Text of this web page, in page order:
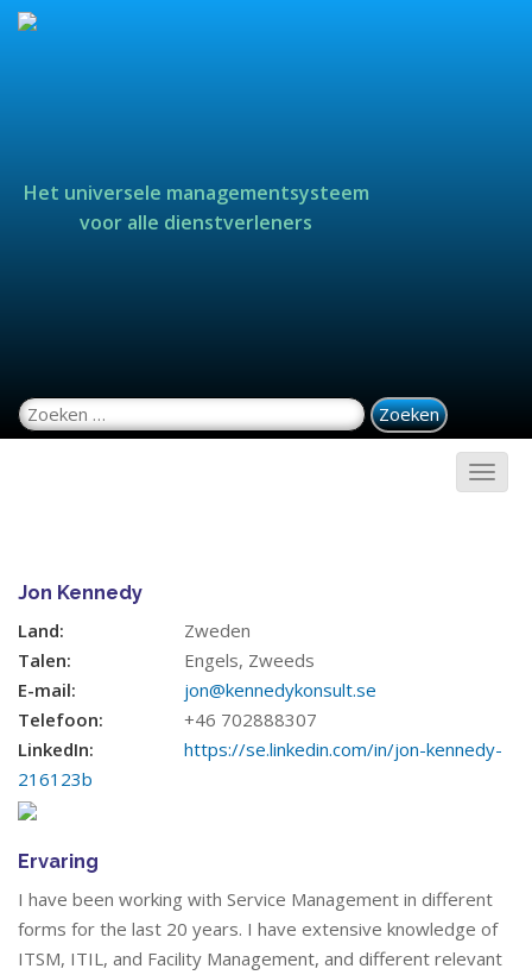
Het universele managementsysteem
voor alle dienstverleners
Zoeken naar:
Jon Kennedy
Land:
Zweden
Talen:
Engels, Zweeds
E-mail:
jon@kennedykonsult.se
Telefoon:
+46 702888307
LinkedIn:
https://se.linkedin.com/in/jon-kennedy-
216123b
Ervaring
I have been working with Service Management in different
forms for the last 20 years. I have extensive knowledge of
ITSM, ITIL, and Facility Management, and different relevant